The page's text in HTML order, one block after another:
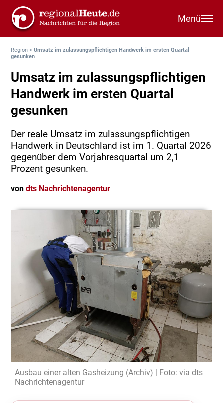
Menü
Region >Umsatz im zulassungspflichtigen Handwerk im ersten Quartal
gesunken
Umsatz im zulassungspflichtigen
Handwerk im ersten Quartal
gesunken
Der reale Umsatz im zulassungspflichtigen
Handwerk in Deutschland ist im 1. Quartal 2026
gegenüber dem Vorjahresquartal um 2,1
Prozent gesunken.
vondts Nachrichtenagentur
Ausbau einer alten Gasheizung (Archiv) | Foto: via dts
Nachrichtenagentur